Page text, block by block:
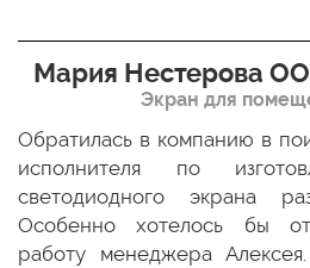
Мария Нестерова
Экран для
Обратилась в компанию в
исполнителя по
светодиодного экрана
Особенно хотелось бы
работу менеджера